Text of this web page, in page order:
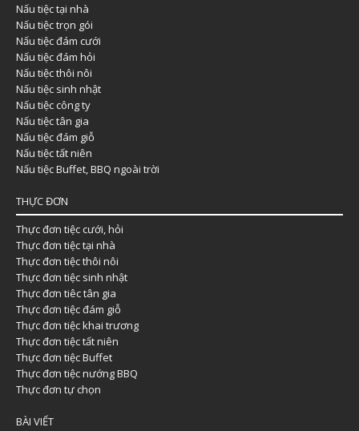
Nấu tiệc tại nhà
Nấu tiệc trọn gói
Nấu tiệc đám cưới
Nấu tiệc đám hỏi
Nấu tiệc thôi nôi
Nấu tiệc sinh nhật
Nấu tiệc công ty
Nấu tiệc tân gia
Nấu tiệc đám giỗ
Nấu tiệc tất niên
Nấu tiệc Buffet, BBQ ngoài trời
THỰC ĐƠN
Thực đơn tiệc cưới, hỏi
Thực đơn tiệc tại nhà
Thực đơn tiệc thôi nôi
Thực đơn tiệc sinh nhật
Thực đơn tiêc tân gia
Thực đơn tiệc đám giỗ
Thực đơn tiệc khai trương
Thực đơn tiệc tất niên
Thực đơn tiệc Buffet
Thực đơn tiệc nướng BBQ
Thực đơn tự chọn
BÀI VIẾT